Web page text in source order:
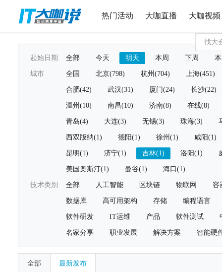
热门活动 大咖直播 大咖视频
起始日期 全部 今天 明天 本周 下周
城市 全国 北京(798) 杭州(704) 上海(451)
合肥(42) 武汉(31) 厦门(24) 长沙(22)
温州(10) 南昌(10) 济南(8) 在线(8)
青岛(4) 大连(3) 无锡(3) 珠海(3)
西双版纳(1) 德阳(1) 徐州(1) 咸阳(1)
昆明(1) 济宁(1) 吉林(1) 洛阳(1)
美国奥斯汀(1) 曼谷(1) 海口(1)
技术类别 全部 人工智能 区块链 物联网 容
数据库 高可用架构 存储 编程语言
软件研发 IT运维 产品 软件测试
名家分享 职业发展 解决方案 智能硬
全部 最新发布